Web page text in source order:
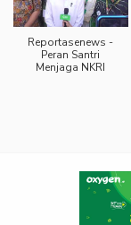
Reportasenews -
Peran Santri
Menjaga NKRI